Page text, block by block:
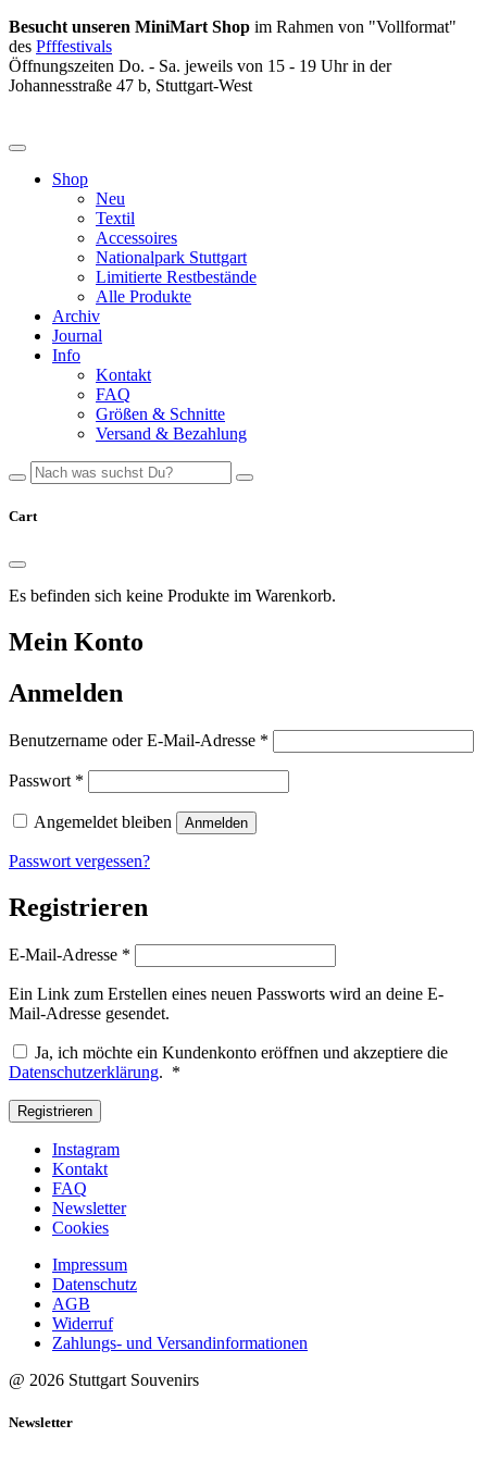
Besucht unseren MiniMart Shop im Rahmen von "Vollformat"
des Pfffestivals
Öffnungszeiten Do. - Sa. jeweils von 15 - 19 Uhr in der
Johannesstraße 47 b, Stuttgart-West
Shop
Neu
Textil
Accessoires
Nationalpark Stuttgart
Limitierte Restbestände
Alle Produkte
Archiv
Journal
Info
Kontakt
FAQ
Größen & Schnitte
Versand & Bezahlung
Cart
Es befinden sich keine Produkte im Warenkorb.
Mein Konto
Anmelden
Benutzername oder E-Mail-Adresse *
Passwort *
Angemeldet bleiben Anmelden
Passwort vergessen?
Registrieren
E-Mail-Adresse *
Ein Link zum Erstellen eines neuen Passworts wird an deine E-
Mail-Adresse gesendet.
Ja, ich möchte ein Kundenkonto eröffnen und akzeptiere die
Datenschutzerklärung. *
Registrieren
Instagram
Kontakt
FAQ
Newsletter
Cookies
Impressum
Datenschutz
AGB
Widerruf
Zahlungs- und Versandinformationen
@ 2026 Stuttgart Souvenirs
Newsletter